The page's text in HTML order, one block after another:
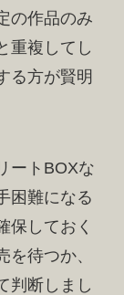
の作品のみ
重複してし
る方が賢明
ートBOXな
困難になる
保しておく
待つか、
判断しまし